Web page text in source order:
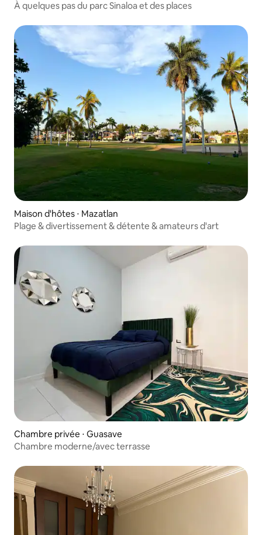
À quelques pas du parc Sinaloa et des places
Maison d'hôtes ⋅ Mazatlan
Plage & divertissement & détente & amateurs d'art
Chambre privée ⋅ Guasave
Chambre moderne/avec terrasse